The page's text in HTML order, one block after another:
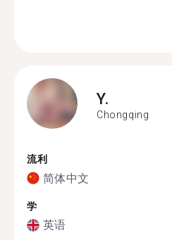
Y.
Chongqing
流利
简体中文
学
英语